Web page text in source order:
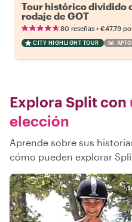
Tour histórico dividido
rodaje de GOT
80 reseñas • €47.79
CITY HIGHLIGHT TOUR
Explora Split con
elección
Aprende sobre sus
cómo pueden explorar